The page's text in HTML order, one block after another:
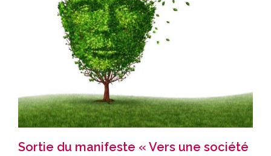
Sortie du manifeste « Vers une société